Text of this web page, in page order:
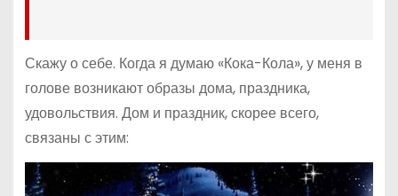
Скажу о себе. Когда я думаю «Кока-Кола», у меня в
голове возникают образы дома, праздника,
удовольствия. Дом и праздник, скорее всего,
связаны с этим: